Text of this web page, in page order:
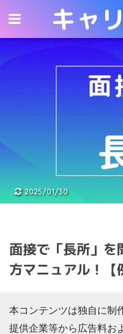
キャリアの神様
キャ
2025/01/30
面接で「長所」を
方マニュアル！【
本コンテンツは独自に制
提供企業等から広告料お